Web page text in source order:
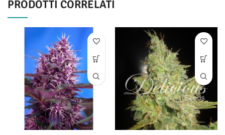
PRODOTTI CORRELATI